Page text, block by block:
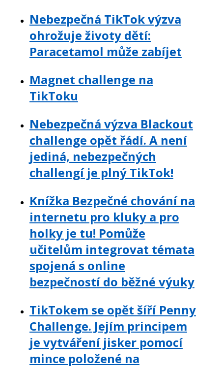
Nebezpečná TikTok výzva
ohrožuje životy dětí:
Paracetamol může zabíjet
Magnet challenge na
TikToku
Nebezpečná výzva Blackout
challenge opět řádí. A není
jediná, nebezpečných
challengí je plný TikTok!
Knížka Bezpečné chování na
internetu pro kluky a pro
holky je tu! Pomůže
učitelům integrovat témata
spojená s online
bezpečností do běžné výuky
TikTokem se opět šíří Penny
Challenge. Jejím principem
je vytváření jisker pomocí
mince položené na